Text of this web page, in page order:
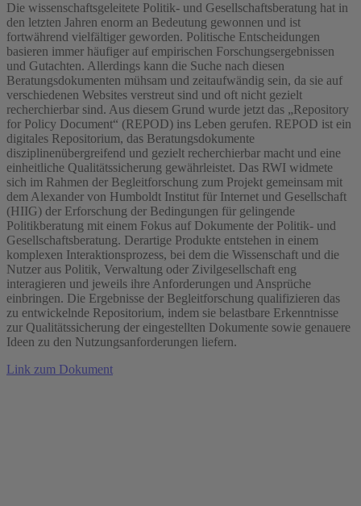
Die wissenschaftsgeleitete Politik- und Gesellschaftsberatung hat in
den letzten Jahren enorm an Bedeutung gewonnen und ist
fortwährend vielfältiger geworden. Politische Entscheidungen
basieren immer häufiger auf empirischen Forschungsergebnissen
und Gutachten. Allerdings kann die Suche nach diesen
Beratungsdokumenten mühsam und zeitaufwändig sein, da sie auf
verschiedenen Websites verstreut sind und oft nicht gezielt
recherchierbar sind. Aus diesem Grund wurde jetzt das „Repository
for Policy Document“ (REPOD) ins Leben gerufen. REPOD ist ein
digitales Repositorium, das Beratungsdokumente
disziplinenübergreifend und gezielt recherchierbar macht und eine
einheitliche Qualitätssicherung gewährleistet. Das RWI widmete
sich im Rahmen der Begleitforschung zum Projekt gemeinsam mit
dem Alexander von Humboldt Institut für Internet und Gesellschaft
(HIIG) der Erforschung der Bedingungen für gelingende
Politikberatung mit einem Fokus auf Dokumente der Politik- und
Gesellschaftsberatung. Derartige Produkte entstehen in einem
komplexen Interaktionsprozess, bei dem die Wissenschaft und die
Nutzer aus Politik, Verwaltung oder Zivilgesellschaft eng
interagieren und jeweils ihre Anforderungen und Ansprüche
einbringen. Die Ergebnisse der Begleitforschung qualifizieren das
zu entwickelnde Repositorium, indem sie belastbare Erkenntnisse
zur Qualitätssicherung der eingestellten Dokumente sowie genauere
Ideen zu den Nutzungsanforderungen liefern.
Link zum Dokument